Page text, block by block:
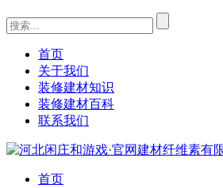
首页
关于我们
装修建材知识
装修建材百科
联系我们
首页